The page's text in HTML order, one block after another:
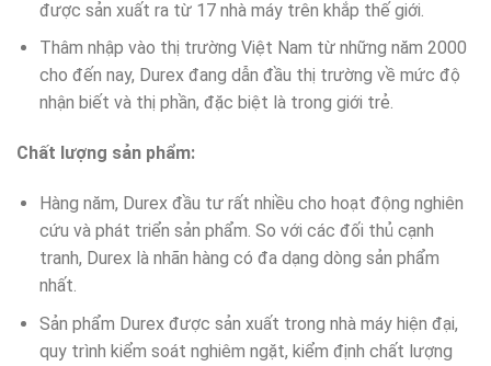
được sản xuất ra từ 17 nhà máy trên khắp thế giới.
Thâm nhập vào thị trường Việt Nam từ những năm 2000
cho đến nay, Durex đang dẫn đầu thị trường về mức độ
nhận biết và thị phần, đặc biệt là trong giới trẻ.
Chất lượng sản phẩm:
Hàng năm, Durex đầu tư rất nhiều cho hoạt động nghiên
cứu và phát triển sản phẩm. So với các đối thủ cạnh
tranh, Durex là nhãn hàng có đa dạng dòng sản phẩm
nhất.
Sản phẩm Durex được sản xuất trong nhà máy hiện đại,
quy trình kiểm soát nghiêm ngặt, kiểm định chất lượng